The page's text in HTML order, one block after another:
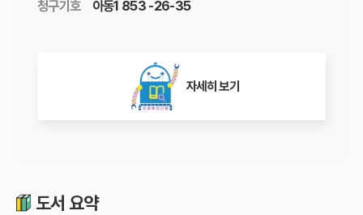
청구기호
아동1 853 -26-35
자세히 보기
도서 요약